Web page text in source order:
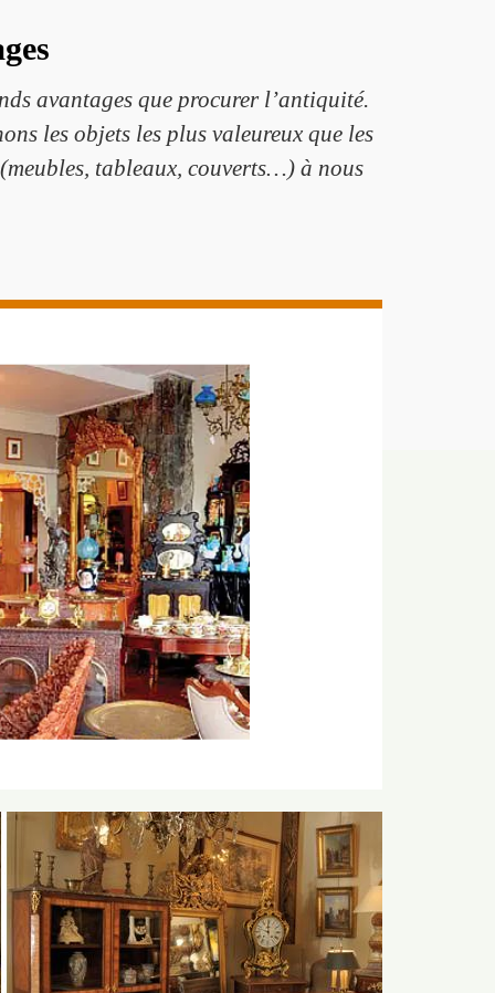
avantages que procurer l’antiquité.
les objets les plus valeureux que les
tableaux, couverts…) à nous